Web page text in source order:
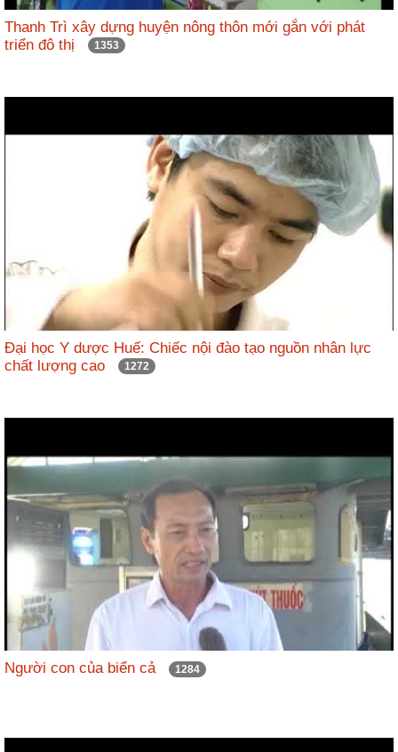
Thanh Trì xây dựng huyện nông thôn mới gắn với phát
triển đô thị
1353
Đại học Y dược Huế: Chiếc nội đào tạo nguồn nhân lực
chất lượng cao
1272
Người con của biển cả 1284